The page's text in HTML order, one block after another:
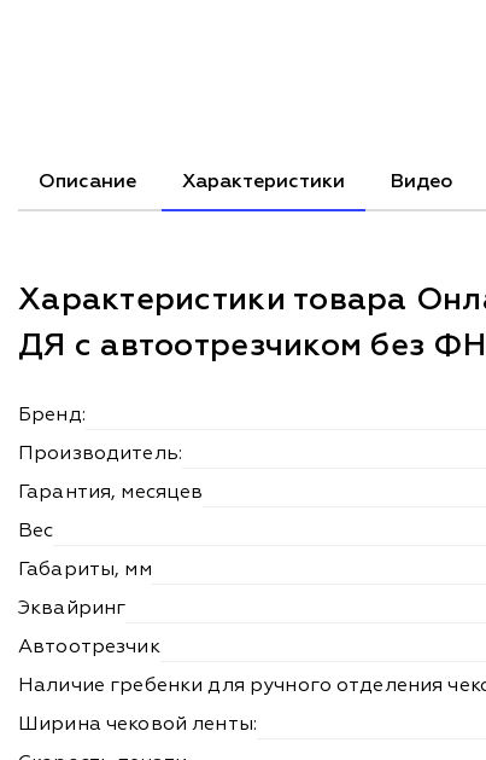
Описание Характеристики Видео
Характеристики товара
ДЯ с автоотрезчиком без
Бренд:
Производитель:
Гарантия, месяцев
Вес
Габариты, мм
Эквайринг
Автоотрезчик
Наличие гребенки для ручного отделения
Ширина чековой ленты: